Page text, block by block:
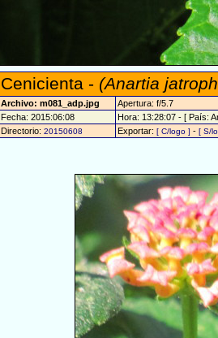
Cenicienta - (Anartia
Archivo: m081_adp.jpg
Apertura: f/5.7
Fecha: 2015:06:08
Hora: 13:28:07 - [ País:
Directorio: 20150608 Exportar: [ C/logo ] - [ S/